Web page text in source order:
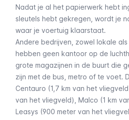
Nadat je al het papierwerk hebt
sleutels hebt gekregen, wordt je
waar je voertuig klaarstaat.
Andere bedrijven, zowel lokale als
hebben geen kantoor op de
grote magazijnen in de buurt die
zijn met de bus, metro of te voet.
Centauro (1,7 km van het
van het vliegveld), Malco (1 km
Leasys (900 meter van het